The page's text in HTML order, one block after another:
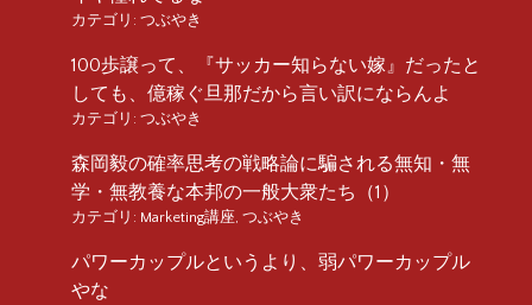
カテゴリ: つぶやき
100歩譲って、『サッカー知らない嫁』だったと
しても、億稼ぐ旦那だから言い訳にならんよ
カテゴリ: つぶやき
森岡毅の確率思考の戦略論に騙される無知・無
学・無教養な本邦の一般大衆たち（1）
カテゴリ: Marketing講座, つぶやき
パワーカップルというより、弱パワーカップル
やな